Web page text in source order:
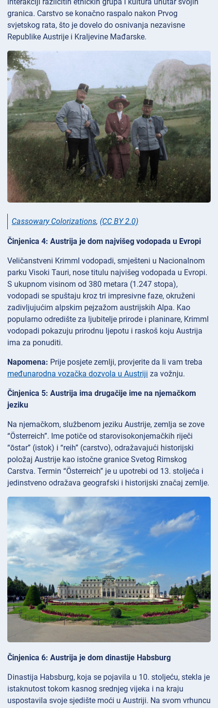
interakciji različitih etničkih grupa i kultura unutar svojih
granica. Carstvo se konačno raspalo nakon Prvog
svjetskog rata, što je dovelo do osnivanja nezavisne
Republike Austrije i Kraljevine Mađarske.
Cassowary Colorizations, (CC BY 2.0)
Činjenica 4: Austrija je dom najvišeg vodopada u Evropi
Veličanstveni Krimml vodopadi, smješteni u Nacionalnom
parku Visoki Tauri, nose titulu najvišeg vodopada u Evropi.
S ukupnom visinom od 380 metara (1.247 stopa),
vodopadi se spuštaju kroz tri impresivne faze, okruženi
zadivljujućim alpskim pejzažom austrijskih Alpa. Kao
popularno odredište za ljubitelje prirode i planinare, Krimml
vodopadi pokazuju prirodnu ljepotu i raskoš koju Austrija
ima za ponuditi.
Napomena: Prije posjete zemlji, provjerite da li vam treba
međunarodna vozačka dozvola u Austriji za vožnju.
Činjenica 5: Austrija ima drugačije ime na njemačkom
jeziku
Na njemačkom, službenom jeziku Austrije, zemlja se zove
“Österreich”. Ime potiče od starovisokonjemačkih riječi
“ōstar” (istok) i “reih” (carstvo), odražavajući historijski
položaj Austrije kao istočne granice Svetog Rimskog
Carstva. Termin “Österreich” je u upotrebi od 13. stoljeća i
jedinstveno odražava geografski i historijski značaj zemlje.
Činjenica 6: Austrija je dom dinastije Habsburg
Dinastija Habsburg, koja se pojavila u 10. stoljeću, stekla je
istaknutost tokom kasnog srednjeg vijeka i na kraju
uspostavila svoje sjedište moći u Austriji. Na svom vrhuncu